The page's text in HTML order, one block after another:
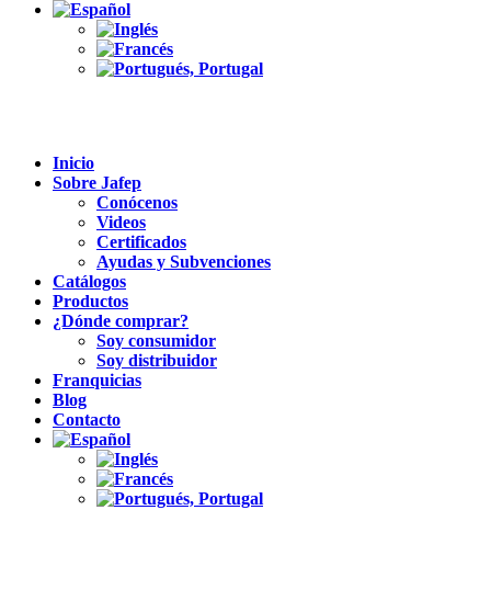
Inicio
Sobre Jafep
Conócenos
Videos
Certificados
Ayudas y Subvenciones
Catálogos
Productos
¿Dónde comprar?
Soy consumidor
Soy distribuidor
Franquicias
Blog
Contacto